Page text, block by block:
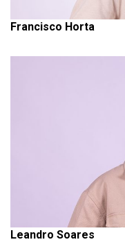
Francisco Horta
Leandro Soares